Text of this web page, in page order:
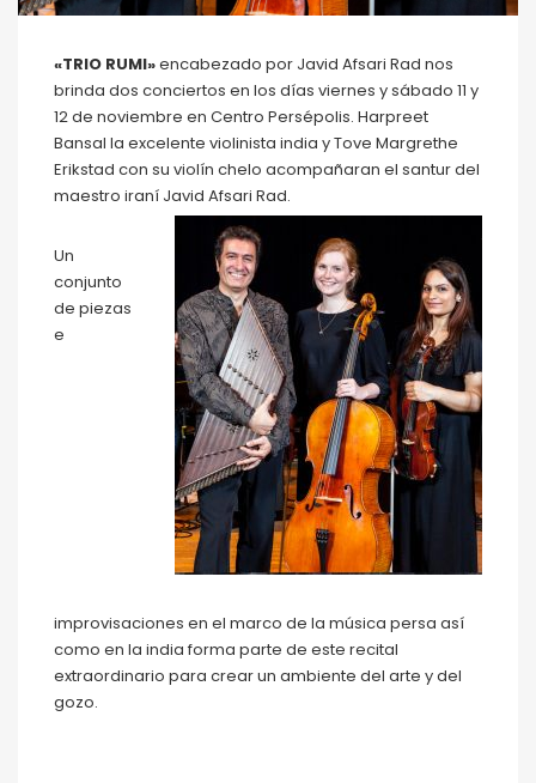
«TRIO RUMI»encabezado por Javid Afsari Rad nos
brinda dos conciertos en los días viernes y sábado 11 y
12 de noviembre en Centro Persépolis. Harpreet
Bansal la excelente violinista india y Tove Margrethe
Erikstad con su violín chelo acompañaran el santur del
maestro iraní Javid Afsari Rad.
Un
conjunto
de piezas
e
improvisaciones en el marco de la música persa así
como en la india forma parte de este recital
extraordinario para crear un ambiente del arte y del
gozo.